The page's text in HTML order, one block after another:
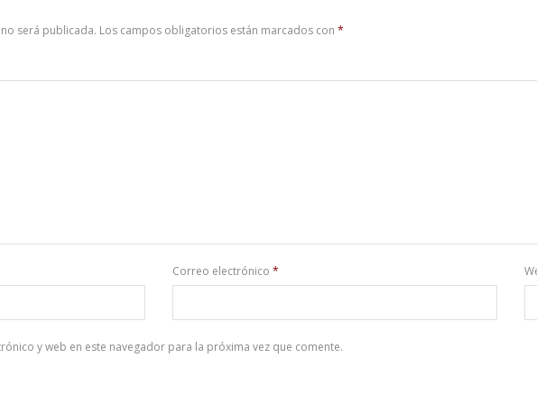
será publicada. Los campos obligatorios están marcados con *
Correo electrónico *
y web en este navegador para la próxima vez que comente.